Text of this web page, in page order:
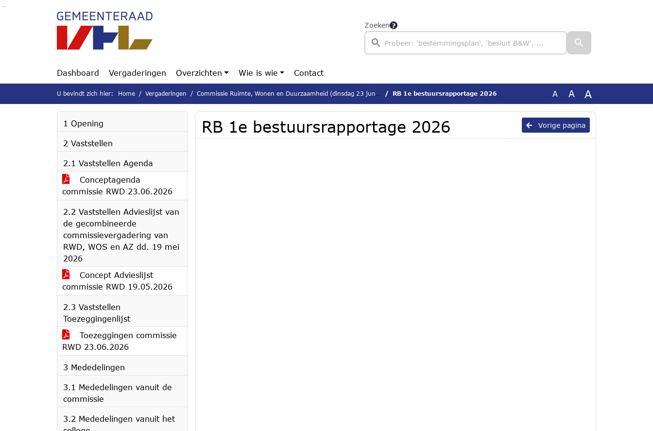
Ga naar de inhoud van deze pagina
Ga naar het zoeken
Ga naar het menu
Zoeken
Dashboard Vergaderingen Overzichten Wie is wie Contact
U bevindt zich hier: Home Vergaderingen Commissie Ruimte, Wonen en Duurzaamheid (dinsdag 23 juni 2026) RB 1e bestuursrapportage 2026 A A A
1 Opening
2 Vaststellen
2.1 Vaststellen Agenda
Conceptagenda
commissie RWD 23.06.2026
2.2 Vaststellen Advieslijst van
de gecombineerde
commissievergadering van
RWD, WOS en AZ dd. 19 mei
2026
Concept Advieslijst
commissie RWD 19.05.2026
2.3 Vaststellen
Toezeggingenlijst
Toezeggingen commissie
RWD 23.06.2026
3 Mededelingen
3.1 Mededelingen vanuit de
commissie
3.2 Mededelingen vanuit het
Vorige pagina
RB 1e bestuursrapportage 2026